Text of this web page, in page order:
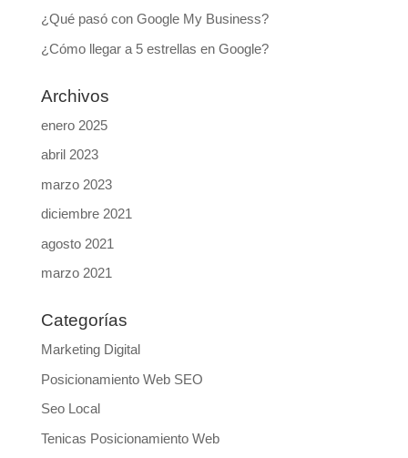
¿Qué pasó con Google My Business?
¿Cómo llegar a 5 estrellas en Google?
Archivos
enero 2025
abril 2023
marzo 2023
diciembre 2021
agosto 2021
marzo 2021
Categorías
Marketing Digital
Posicionamiento Web SEO
Seo Local
Tenicas Posicionamiento Web